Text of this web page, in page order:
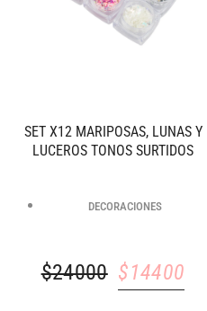
SET X12 MARIPOSAS, LUNAS Y
LUCEROS TONOS SURTIDOS
DECORACIONES
$24000 $14400